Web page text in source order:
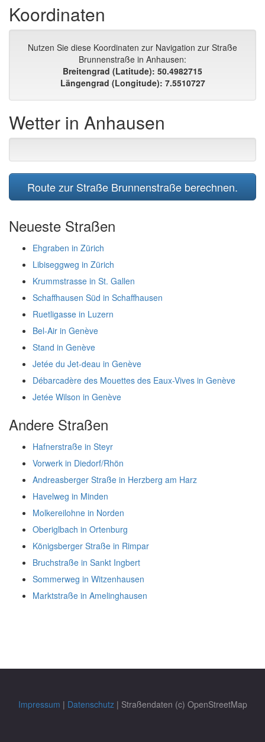
Koordinaten
Nutzen Sie diese Koordinaten zur Navigation zur Straße
Brunnenstraße in Anhausen:
Breitengrad (Latitude): 50.4982715
Längengrad (Longitude): 7.5510727
Wetter in Anhausen
Route zur Straße Brunnenstraße berechnen.
Neueste Straßen
Ehgraben in Zürich
Libiseggweg in Zürich
Krummstrasse in St. Gallen
Schaffhausen Süd in Schaffhausen
Ruetligasse in Luzern
Bel-Air in Genève
Stand in Genève
Jetée du Jet-deau in Genève
Débarcadère des Mouettes des Eaux-Vives in Genève
Jetée Wilson in Genève
Andere Straßen
Hafnerstraße in Steyr
Vorwerk in Diedorf/Rhön
Andreasberger Straße in Herzberg am Harz
Havelweg in Minden
Molkereilohne in Norden
Oberiglbach in Ortenburg
Königsberger Straße in Rimpar
Bruchstraße in Sankt Ingbert
Sommerweg in Witzenhausen
Marktstraße in Amelinghausen
Impressum | Datenschutz| Straßendaten (c) OpenStreetMap